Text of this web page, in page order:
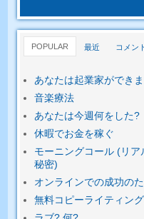
POPULAR 最近 コメン
あなたは起業家ができ
音楽療法
あなたは今週何をした?
休暇でお金を稼ぐ
モーニングコール (リ
秘密)
オンラインでの成功の
無料コピーライティン